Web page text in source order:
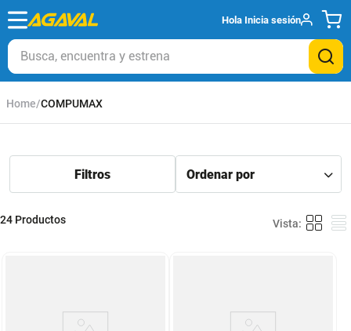
Hola Inicia sesión
Busca, encuentra y estrena
COMPUMAX
24 Productos